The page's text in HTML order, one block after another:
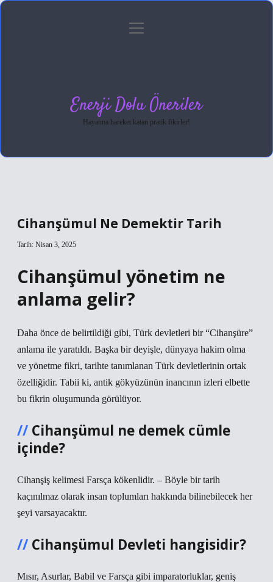
Gizlilik Politikası
menüyü
Enerji Dolu Öneriler
Hayatına hareket katan pratik fikirler!
Cihanşümul Ne Demektir Tarih
Tarih: Nisan 3, 2025
Cihanşümul yönetim ne
anlama gelir?
Daha önce de belirtildiği gibi, Türk devletleri bir “Cihanşüre”
anlama ile yaratıldı. Başka bir deyişle, dünyaya hakim olma
ve yönetme fikri, tarihte tanımlanan Türk devletlerinin ortak
özelliğidir. Tabii ki, antik gökyüzünün inancının izleri elbette
bu fikrin oluşumunda görülüyor.
Cihanşümul ne demek cümle
içinde?
Cihanşiş kelimesi Farsça kökenlidir. – Böyle bir tarih
kaçınılmaz olarak insan toplumları hakkında bilinebilecek her
şeyi varsayacaktır.
Cihanşümul Devleti hangisidir?
Mısır, Asurlar, Babil ve Farsça gibi imparatorluklar, geniş